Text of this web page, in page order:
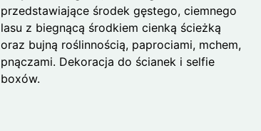
przedstawiające środek gęstego, ciemnego
lasu z biegnącą środkiem cienką ścieżką
oraz bujną roślinnością, paprociami, mchem,
pnączami. Dekoracja do ścianek i selfie
boxów.